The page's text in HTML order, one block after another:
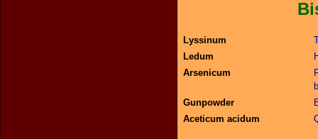
Lyssinum
Ledum
Arsenicum
Gunpowder
Aceticum acidum